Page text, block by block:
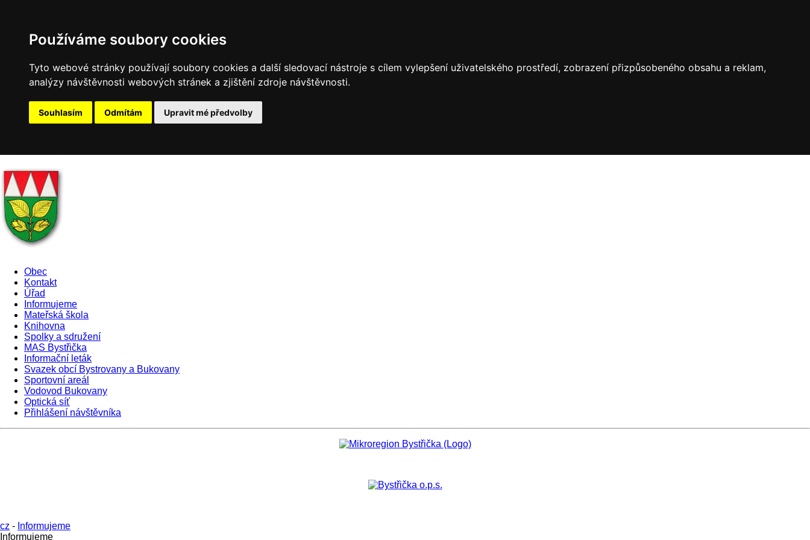
Používáme soubory cookies
Tyto webové stránky používají soubory cookies a další sledovací nástroje s cílem vylepšení uživatelského prostředí, zobrazení přizpůsobeného obsahu a reklam,
analýzy návštěvnosti webových stránek a zjištění zdroje návštěvnosti.
Souhlasím Odmítám Upravit mé předvolby
Obec
Kontakt
Úřad
Informujeme
Mateřská škola
Knihovna
Spolky a sdružení
MAS Bystřička
Informační leták
Svazek obcí Bystrovany a Bukovany
Sportovní areál
Vodovod Bukovany
Optická síť
Přihlášení návštěvníka
cz - Informujeme
Informujeme